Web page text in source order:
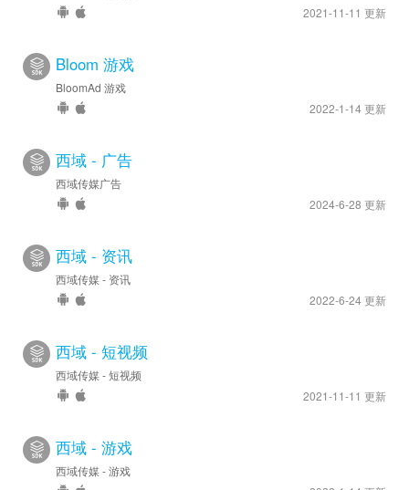
2021-11-11 更新
Bloom 游戏
BloomAd 游戏
2022-1-14 更新
西域 - 广告
西域传媒广告
2024-6-28 更新
西域 - 资讯
西域传媒 - 资讯
2022-6-24 更新
西域 - 短视频
西域传媒 - 短视频
2021-11-11 更新
西域 - 游戏
西域传媒 - 游戏